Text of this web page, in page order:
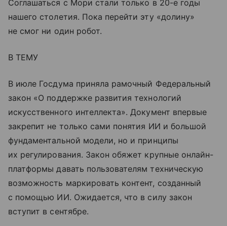
Соглашаться с Мори стали только в 20-е годы
нашего столетия. Пока перейти эту «долину»
не смог ни один робот.
В ТЕМУ
В июле Госдума приняла рамочный Федеральный
закон «О поддержке развития технологий
искусственного интеллекта». Документ впервые
закрепит не только сами понятия ИИ и большой
фундаментальной модели, но и принципы
их регулирования. Закон обяжет крупные онлайн-
платформы давать пользователям техническую
возможность маркировать контент, созданный
с помощью ИИ. Ожидается, что в силу закон
вступит в сентябре.